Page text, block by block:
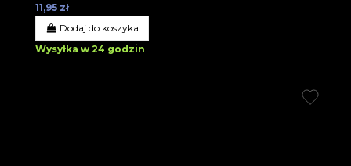
11,95 zł
Dodaj do koszyka
Wysyłka w 24 godzin